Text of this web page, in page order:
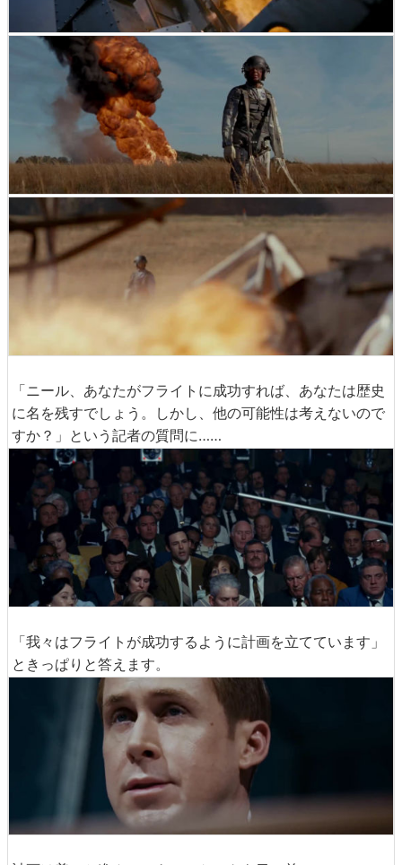
「ニール、あなたがフライトに成功すれば、あなたは歴史
に名を残すでしょう。しかし、他の可能性は考えないので
すか？」という記者の質問に……
「我々はフライトが成功するように計画を立てています」
ときっぱりと答えます。